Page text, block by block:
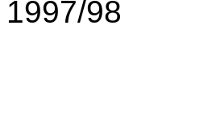
1997/98